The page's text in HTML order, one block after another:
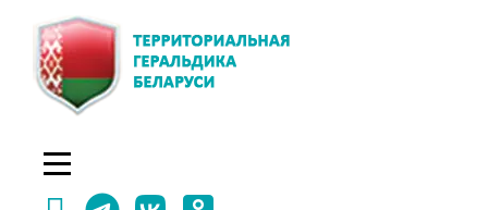
содержимому